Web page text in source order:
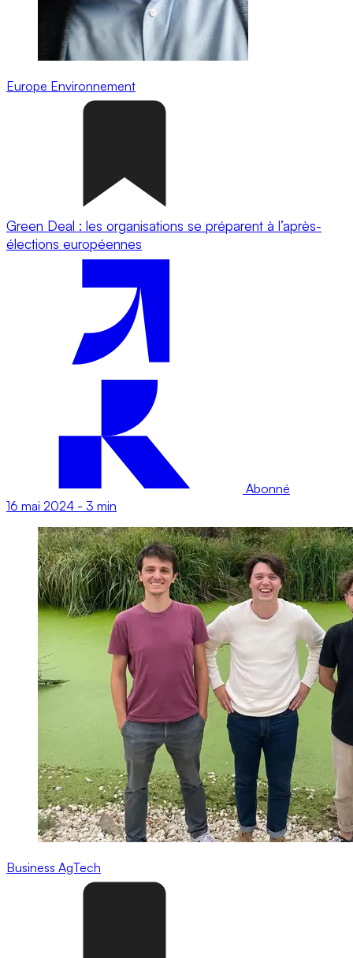
Europe Environnement
Green Deal : les organisations se préparent à l’après-
élections européennes
Abonné
16 mai 2024 - 3 min
Business AgTech